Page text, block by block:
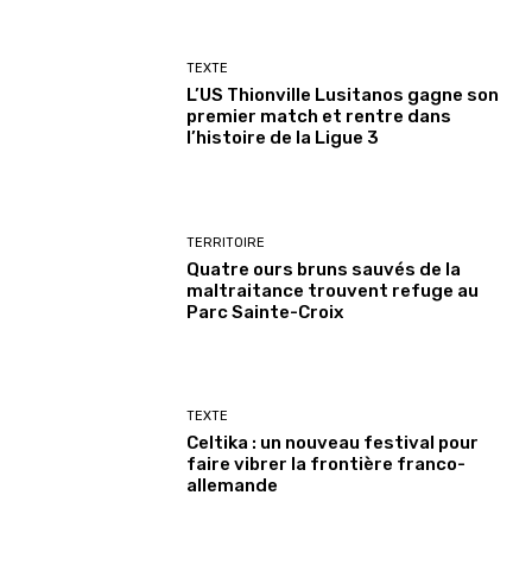
TEXTE
L’US Thionville Lusitanos gagne son
premier match et rentre dans
l’histoire de la Ligue 3
TERRITOIRE
Quatre ours bruns sauvés de la
maltraitance trouvent refuge au
Parc Sainte-Croix
TEXTE
Celtika : un nouveau festival pour
faire vibrer la frontière franco-
allemande